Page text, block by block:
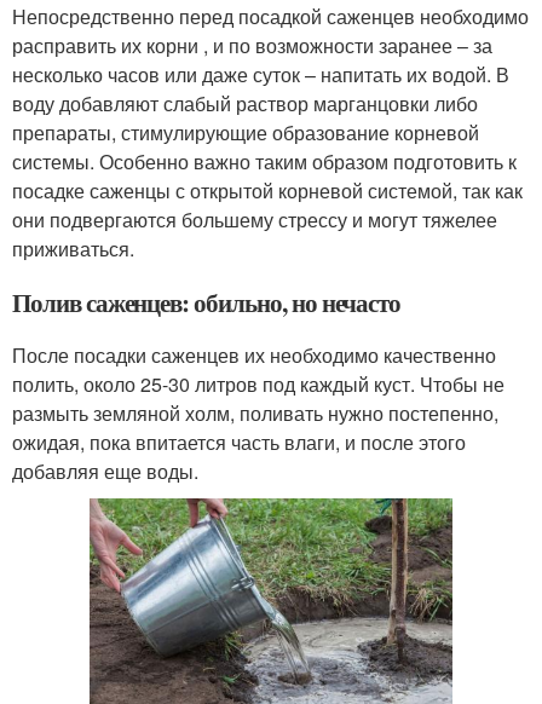
Непосредственно перед посадкой саженцев необходимо
расправить их корни , и по возможности заранее – за
несколько часов или даже суток – напитать их водой. В
воду добавляют слабый раствор марганцовки либо
препараты, стимулирующие образование корневой
системы. Особенно важно таким образом подготовить к
посадке саженцы с открытой корневой системой, так как
они подвергаются большему стрессу и могут тяжелее
приживаться.
Полив саженцев: обильно, но нечасто
После посадки саженцев их необходимо качественно
полить, около 25-30 литров под каждый куст. Чтобы не
размыть земляной холм, поливать нужно постепенно,
ожидая, пока впитается часть влаги, и после этого
добавляя еще воды.